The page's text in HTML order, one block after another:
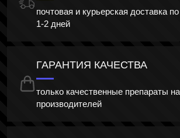
почтовая и курьерская доставка
1-2 дней
ГАРАНТИЯ КАЧЕСТВА
только качественные препараты
производителей